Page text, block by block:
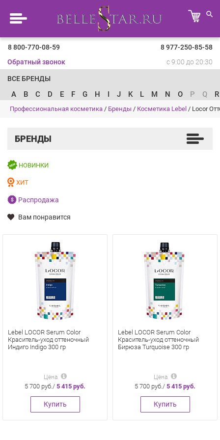
8 800-770-08-59
8 977-250-85-58
Обратный звонок
с 9:00 до 20:30
ВСЕ БРЕНДЫ
A B C D E F G H I J K L M N O P Q R
Профессиональная косметика / Бренды / Косметика Lebel / Locor
БРЕНДЫ
НОВИНКИ
ХИТ
Распродажа
Вам понравится
Lebel LOCOR Serum Color
Краситель-уход оттеночный
Индиго Indigo 300 гр
Цена
5 700 руб./ 5 415 руб.
Купить
Lebel LOCOR Serum Color
Краситель-уход оттеночный
Бирюза Turquoise 300 гр
Цена
5 700 руб./ 5 415 руб.
Купить